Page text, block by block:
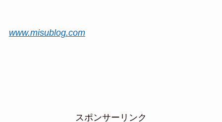
www.misublog.com
スポンサーリンク